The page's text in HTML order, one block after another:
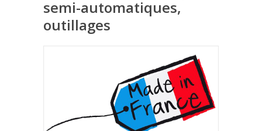
semi-automatiques,
outillages